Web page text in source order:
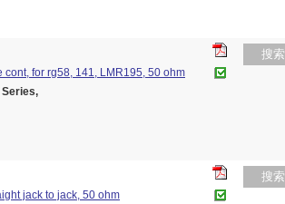
for rg58, 141, LMR195, 50 ohm
Series,
搜索
jack to jack, 50 ohm
搜索